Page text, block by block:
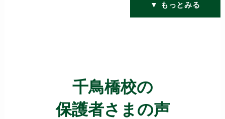
▼ もっとみる
千鳥橋校の
保護者さまの声